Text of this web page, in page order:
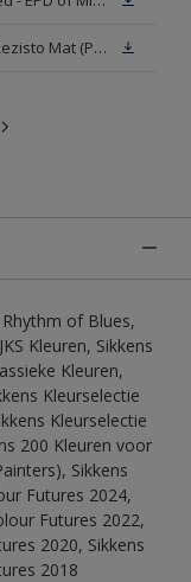
Voedingsattest Sikkens Rubbol BL Rezisto Mat (PDF)
of Blues,
Kleuren, Sikkens
Kleuren,
Kleurselectie
Kleurselectie
200 Kleuren voor
Sikkens
Futures 2024,
Futures 2022,
2020, Sikkens
2018